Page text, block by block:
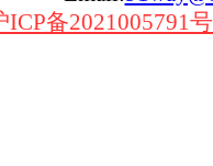
ICP备2021005791号